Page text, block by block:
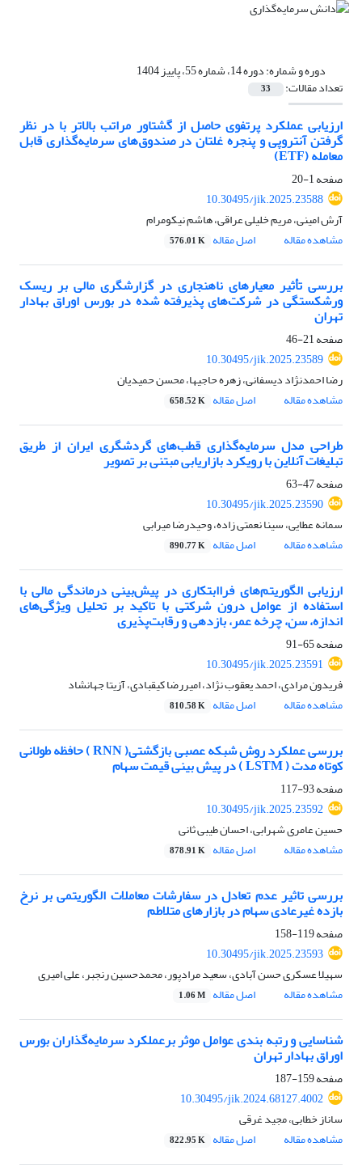
دوره و شماره:دوره 14، شماره 55، پاییز 1404
تعداد مقالات: 33
ارزیابی عملکرد پرتفوی حاصل از گشتاور مراتب بالاتر با در نظر
گرفتن آنتروپی و پنجره غلتان در صندوق‌های سرمایه‌گذاری قابل
معامله (ETF)
صفحه1-20
10.30495/jik.2025.23588
آرش امینی، مریم خلیلی عراقی، هاشم نیکومرام
مشاهده مقاله
اصل مقاله 576.01 K
بررسی تأثیر معیارهای ناهنجاری در گزارشگری مالی بر ریسک
ورشکستگی در شرکت‌های پذیرفته شده در بورس اوراق بهادار
تهران
صفحه21-46
10.30495/jik.2025.23589
رضا احمدنژاد دیسفانی، زهره حاجیها، محسن حمیدیان
مشاهده مقاله
اصل مقاله 658.52 K
طراحی مدل سرمایه‌گذاری قطب‌های گردشگری ایران از طریق
تبلیغات آنلاین با رویکرد بازاریابی مبتنی بر تصویر
صفحه47-63
10.30495/jik.2025.23590
سمانه عطایی، سینا نعمتی زاده، وحیدرضا میرابی
مشاهده مقاله
اصل مقاله 890.77 K
ارزیابی الگوریتم‌های فراابتکاری در پیش‌بینی درماندگی مالی با
استفاده از عوامل درون شرکتی با تاکید بر تحلیل ویژگی‌های
اندازه، سن، چرخه عمر، بازدهی و رقابت‌پذیری
صفحه65-91
10.30495/jik.2025.23591
فریدون مرادی، احمد یعقوب نژاد، امیررضا کیقبادی، آزیتا جهانشاد
مشاهده مقاله
اصل مقاله 810.58 K
بررسی عملکرد روش شبکه عصبی بازگشتی( RNN ) حافظه طولانی
کوتاه مدت ( LSTM ) در پیش بینی قیمت سهام
صفحه93-117
10.30495/jik.2025.23592
حسین عامری شهرابی، احسان طیبی ثانی
مشاهده مقاله
اصل مقاله 878.91 K
بررسی تاثیر عدم تعادل در سفارشات معاملات الگوریتمی بر نرخ
بازده غیرعادی سهام در بازارهای متلاطم
صفحه119-158
10.30495/jik.2025.23593
سهیلا عسکری حسن آبادی، سعید مرادپور، محمدحسین رنجبر، علی امیری
مشاهده مقاله
اصل مقاله 1.06 M
شناسایی و رتبه بندی عوامل موثر برعملکرد سرمایه‌گذاران بورس
اوراق بهادار تهران
صفحه159-187
10.30495/jik.2024.68127.4002
ساناز خطابی، مجید غرقی
مشاهده مقاله
اصل مقاله 822.95 K